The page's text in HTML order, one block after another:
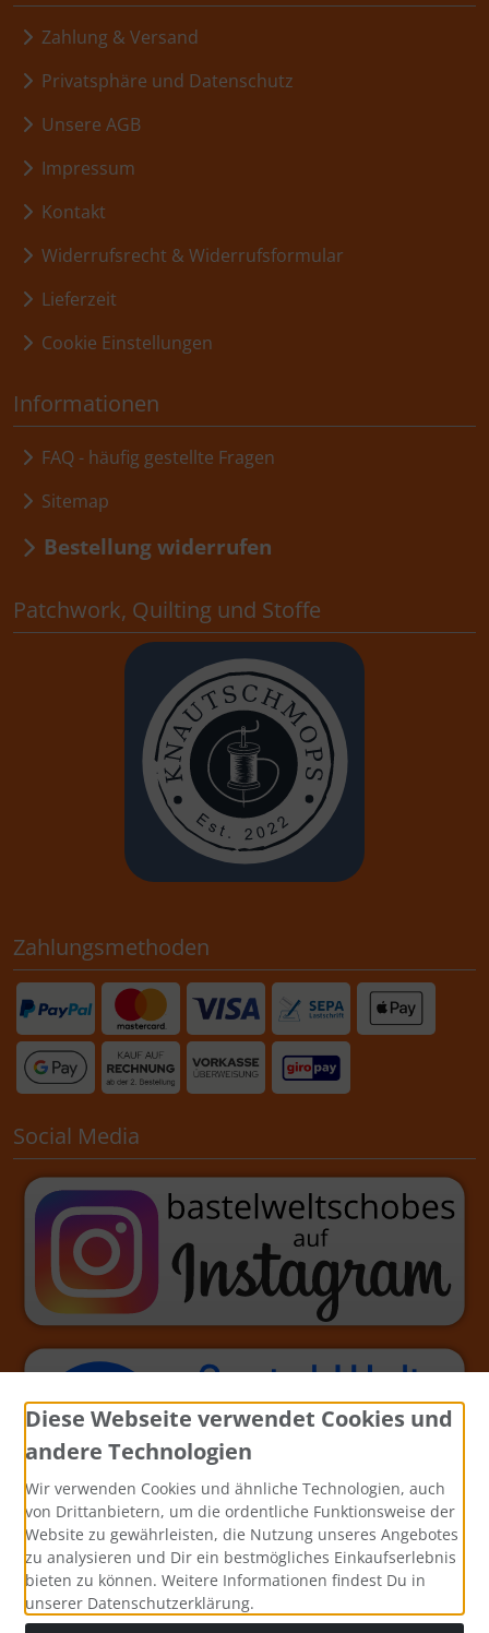
Zahlung & Versand
Privatsphäre und Datenschutz
Unsere AGB
Impressum
Kontakt
Widerrufsrecht & Widerrufsformular
Lieferzeit
Cookie Einstellungen
Informationen
FAQ - häufig gestellte Fragen
Sitemap
Bestellung widerrufen
Patchwork, Quilting und Stoffe
Zahlungsmethoden
Social Media
Diese Webseite verwendet Cookies und
andere Technologien
Wir verwenden Cookies und ähnliche Technologien, auch
von Drittanbietern, um die ordentliche Funktionsweise der
Website zu gewährleisten, die Nutzung unseres Angebotes
zu analysieren und Dir ein bestmögliches Einkaufserlebnis
bieten zu können. Weitere Informationen findest Du in
unserer Datenschutzerklärung.